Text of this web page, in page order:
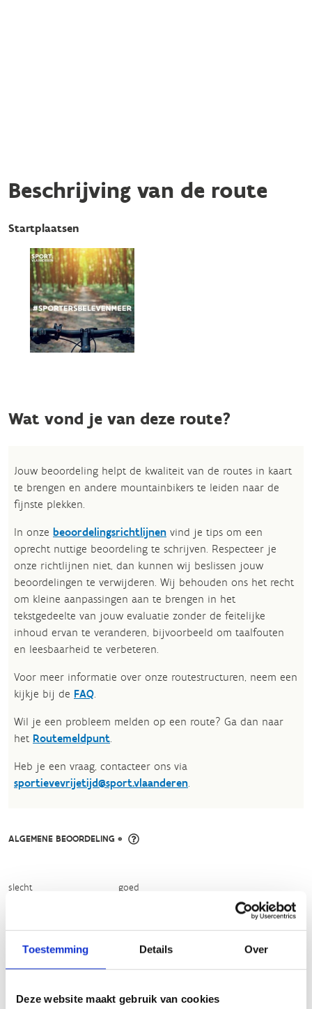
Toestemming Details Over
Deze website maakt gebruik van cookies
Beschrijving van de route
Startplaatsen
Wat vond je van deze route?
Jouw beoordeling helpt de kwaliteit van de routes in kaart
te brengen en andere mountainbikers te leiden naar de
fijnste plekken.
In onze beoordelingsrichtlijnen vind je tips om een
oprecht nuttige beoordeling te schrijven. Respecteer je
onze richtlijnen niet, dan kunnen wij beslissen jouw
beoordelingen te verwijderen. Wij behouden ons het recht
om kleine aanpassingen aan te brengen in het
tekstgedeelte van jouw evaluatie zonder de feitelijke
inhoud ervan te veranderen, bijvoorbeeld om taalfouten
en leesbaarheid te verbeteren.​
Voor meer informatie over onze routestructuren, neem een
kijkje bij de FAQ.
Wil je een probleem melden op een route? Ga dan naar
het Routemeldpunt.
Heb je een vraag, contacteer ons via
sportievevrijetijd@sport.vlaanderen.​
ALGEMENE BEOORDELING *
slecht goed
licht zwaar
TECHNISCHE MOEILIJKHEIDSGRAAD